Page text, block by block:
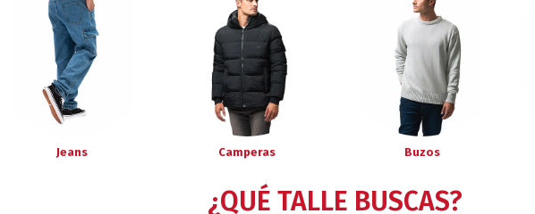
Jeans Camperas Buzos
¿QUÉ TALLE BUSCAS?